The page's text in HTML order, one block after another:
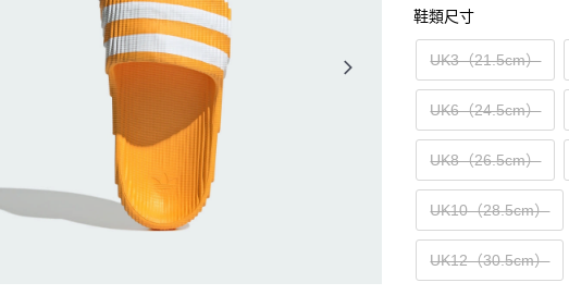
鞋類尺寸
UK3（21.5cm）
UK6（24.5cm）
UK8（26.5cm）
UK10（28.5cm）
UK12（30.5cm）